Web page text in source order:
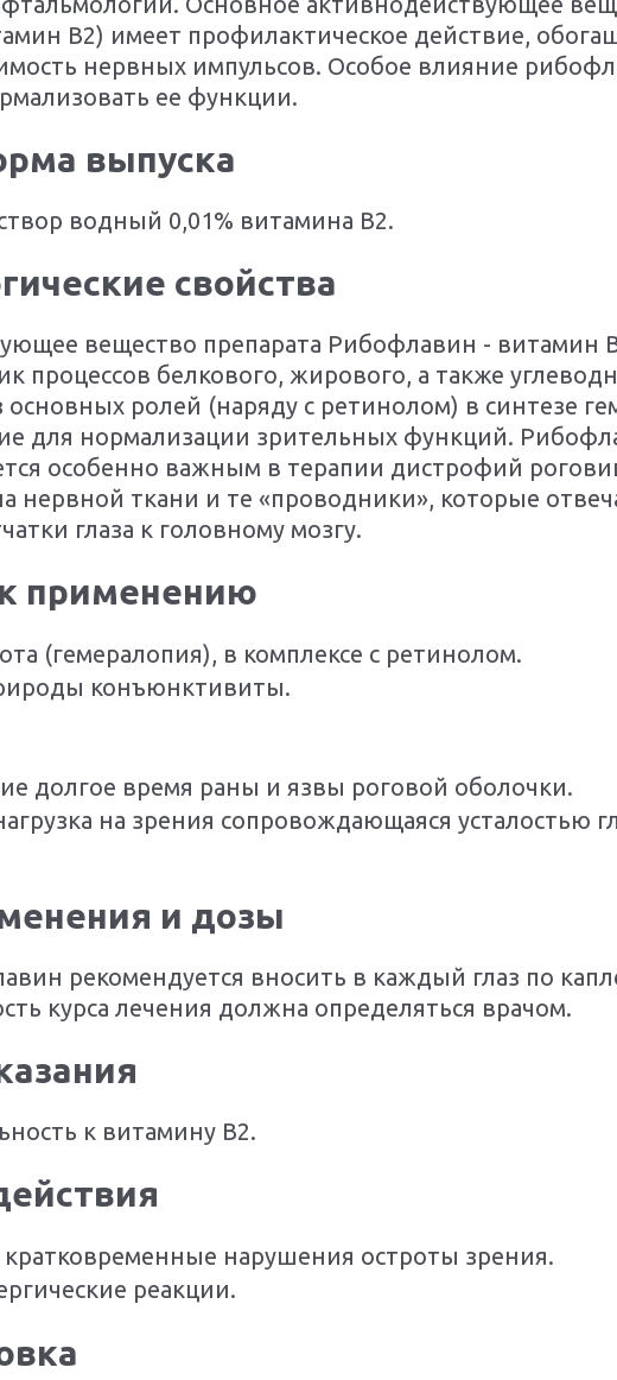
В2) имеет профилактическое действие,
нервных импульсов. Особое влияние
ее функции.
выпуска
водный 0,01% витамина В2.
свойства
вещество препарата Рибофлавин - витамин
процессов белкового, жирового, а также
основных ролей (наряду с ретинолом) в синтезе
для нормализации зрительных функций.
особенно важным в терапии дистрофий
нервной ткани и те «проводники», которые
глаза к головному мозгу.
применению
(гемералопия), в комплексе с ретинолом.
конъюнктивиты.
долгое время раны и язвы роговой оболочки.
на зрения сопровождающаяся усталостью
и дозы
рекомендуется вносить в каждый глаз по
курса лечения должна определяться врачом.
к витамину В2.
нарушения остроты зрения.
реакции.